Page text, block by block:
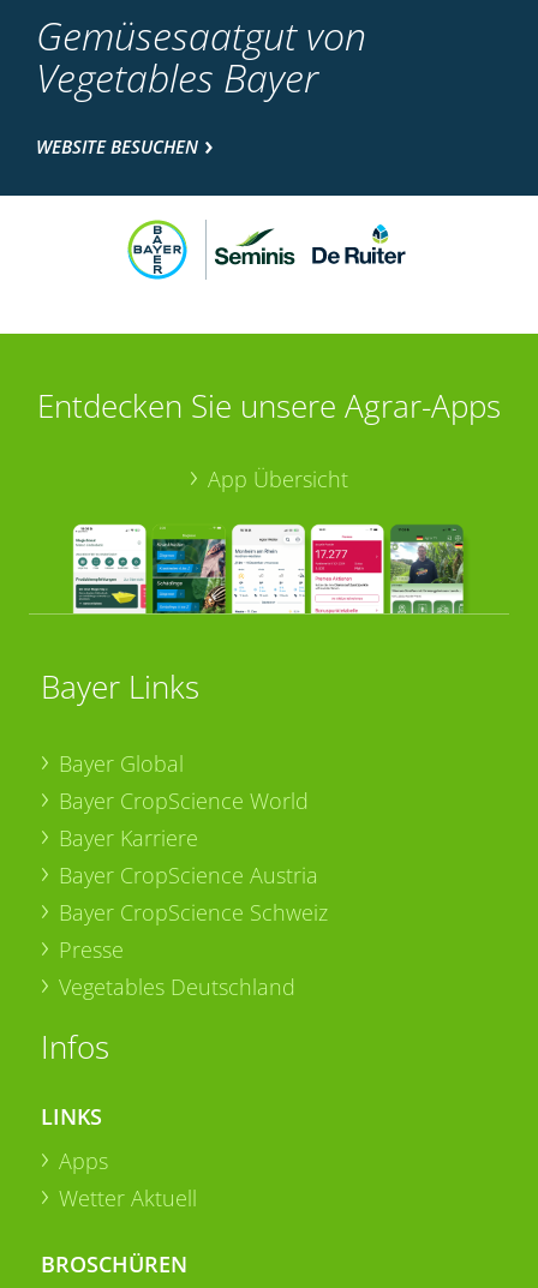
Gemüsesaatgut von
Vegetables Bayer
WEBSITE BESUCHEN
Entdecken Sie unsere Agrar-Apps
App Übersicht
Bayer Links
Bayer Global
Bayer CropScience World
Bayer Karriere
Bayer CropScience Austria
Bayer CropScience Schweiz
Presse
Vegetables Deutschland
Infos
LINKS
Apps
Wetter Aktuell
BROSCHÜREN